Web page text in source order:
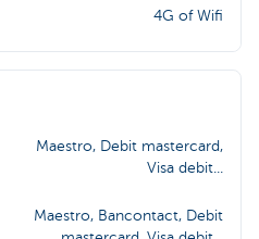
4G of Wifi
Maestro, Debit mastercard,
Visa debit...
Maestro, Bancontact, Debit